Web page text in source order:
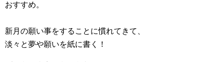
おすすめ。
新月の願い事をすることに慣れてきて、
淡々と夢や願いを紙に書く！